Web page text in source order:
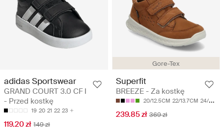
adidas Sportswear
GRAND COURT 3.0 CF I
- Przed kostkę
19 20 21 22 23
119.20 zł 149 zł
Gore-Tex
Superfit
BREEZE - Za kostkę
20/12.5CM 22/13.7CM 24/14.9CM
239.85 zł 369 zł